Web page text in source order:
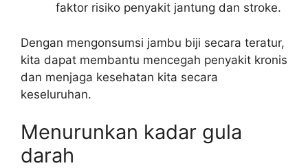
faktor risiko penyakit jantung dan stroke.
Dengan mengonsumsi jambu biji secara teratur,
kita dapat membantu mencegah penyakit kronis
dan menjaga kesehatan kita secara
keseluruhan.
Menurunkan kadar gula
darah